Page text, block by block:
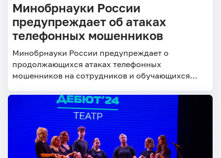
Минобрнауки России
предупреждает об атаках
телефонных мошенников
Минобрнауки России предупреждает о
продолжающихся атаках телефонных
мошенников на сотрудников и обучающихся